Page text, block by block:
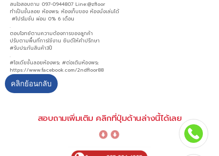
สนใจสอบถาม 097-0944807 Line:@zfloor
ทำเป็นชั้นลอย ห้องพระ ห้องเก็บของ ห้องนั่งเล่นได้
#โปรโมชั่น ผ่อน 0% 6 เดือน
.
ตอบโจทย์ตามความต้องการของลูกค้า
ปรับตามพื้นที่การใช้งาน ยินดีให้คำปรึกษา
#รับประกันสินค้า3ปี
.
#ไอเดียชั้นลอยห้องพระ #ต่อเติมห้องพระ
https://www.facebook.com/2ndfloor88
คลิกย้อนกลับ
สอบถามเพิ่มเติม คลิกที่ปุ่มด้านล่างนี้ได้เลย